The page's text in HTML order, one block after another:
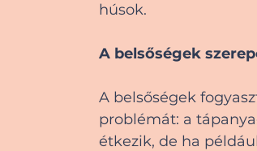
húsok.
A belsőségek
A belsőségek
problémát: a
étkezik, de ha